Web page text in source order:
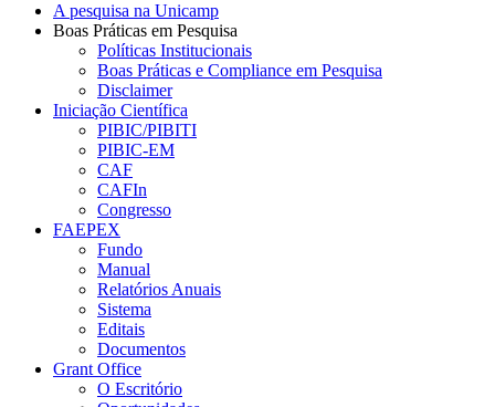
A pesquisa na Unicamp
Boas Práticas em Pesquisa
Políticas Institucionais
Boas Práticas e Compliance em Pesquisa
Disclaimer
Iniciação Científica
PIBIC/PIBITI
PIBIC-EM
CAF
CAFIn
Congresso
FAEPEX
Fundo
Manual
Relatórios Anuais
Sistema
Editais
Documentos
Grant Office
O Escritório